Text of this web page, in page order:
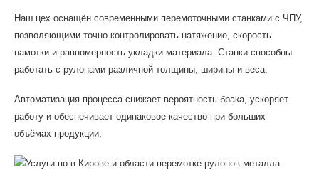
Наш цех оснащён современными перемоточными станками с ЧПУ,
позволяющими точно контролировать натяжение, скорость
намотки и равномерность укладки материала. Станки способны
работать с рулонами различной толщины, ширины и веса.
Автоматизация процесса снижает вероятность брака, ускоряет
работу и обеспечивает одинаковое качество при больших
объёмах продукции.